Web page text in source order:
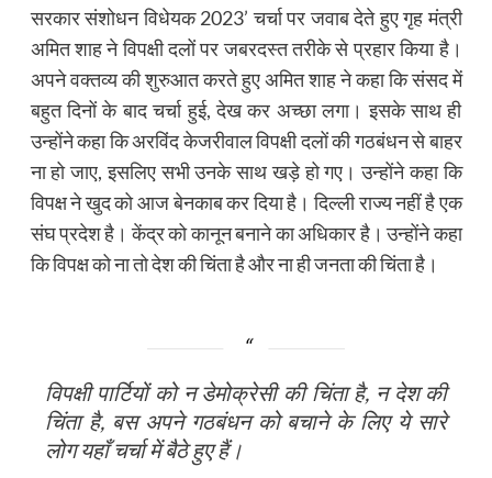
सरकार संशोधन विधेयक 2023’ चर्चा पर जवाब देते हुए गृह मंत्री
अमित शाह ने विपक्षी दलों पर जबरदस्त तरीके से प्रहार किया है।
अपने वक्तव्य की शुरुआत करते हुए अमित शाह ने कहा कि संसद में
बहुत दिनों के बाद चर्चा हुई, देख कर अच्छा लगा। इसके साथ ही
उन्होंने कहा कि अरविंद केजरीवाल विपक्षी दलों की गठबंधन से बाहर
ना हो जाए, इसलिए सभी उनके साथ खड़े हो गए। उन्होंने कहा कि
विपक्ष ने खुद को आज बेनकाब कर दिया है। दिल्ली राज्य नहीं है एक
संघ प्रदेश है। केंद्र को कानून बनाने का अधिकार है। उन्होंने कहा
कि विपक्ष को ना तो देश की चिंता है और ना ही जनता की चिंता है।
विपक्षी पार्टियों को न डेमोक्रेसी की चिंता है, न देश की
चिंता है, बस अपने गठबंधन को बचाने के लिए ये सारे
लोग यहाँ चर्चा में बैठे हुए हैं।